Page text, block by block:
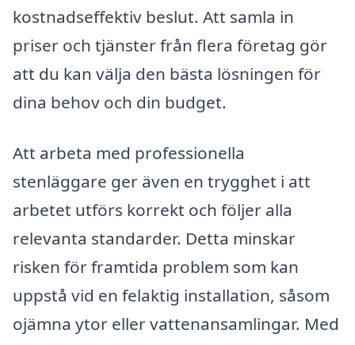
kostnadseffektiv beslut. Att samla in
priser och tjänster från flera företag gör
att du kan välja den bästa lösningen för
dina behov och din budget.
Att arbeta med professionella
stenläggare ger även en trygghet i att
arbetet utförs korrekt och följer alla
relevanta standarder. Detta minskar
risken för framtida problem som kan
uppstå vid en felaktig installation, såsom
ojämna ytor eller vattenansamlingar. Med